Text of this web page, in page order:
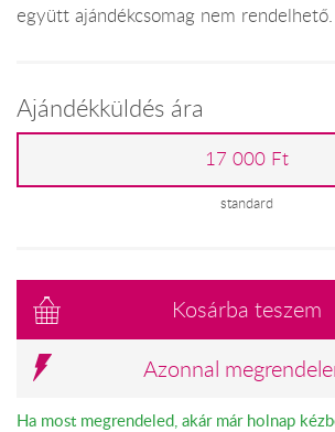
együtt ajándékcsomag nem rendelhető.
Ajándékküldés ára
17 000 Ft
standard
Kosárba teszem
Azonnal
Ha most megrendeled, akár már holnap